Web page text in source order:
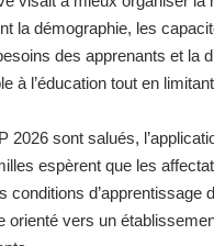
la démographie, les
des apprenants et la
à l’éducation tout en
2026 sont salués,
espèrent que les
conditions
vers un